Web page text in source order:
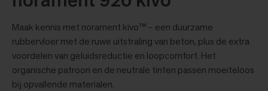
Maak kennis met norament kivo™ – een duurzame
rubbervloer met de ruwe uitstraling van beton, plus de extra
voordelen van geluidsreductie en loopcomfort. Het
organische patroon en de neutrale tinten passen moeiteloos
bij opvallende materialen.